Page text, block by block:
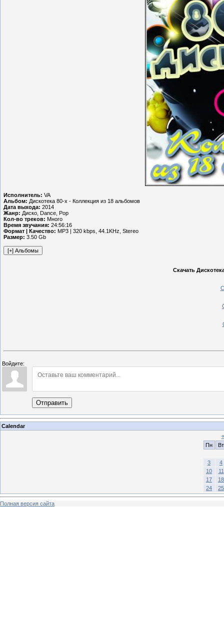
Исполнитель: VA
Альбом: Дискотека 80-х - Коллекция из 18 альбомов
Дата выхода: 2014
Жанр: Диско, Dance, Pop
Кол-во треков: Много
Время звучания: 24:56:16
Формат | Качество: MP3 | 320 kbps, 44.1KHz, Stereo
Размер: 3.50 Gb
Скачать
Войдите:
Отправить
Calendar
«
Пн
Вт
3
4
10
11
17
18
24
25
Полная версия сайта